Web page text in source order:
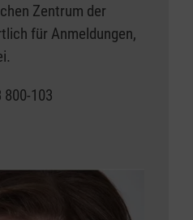
Zentrum der
für Anmeldungen,
800-103